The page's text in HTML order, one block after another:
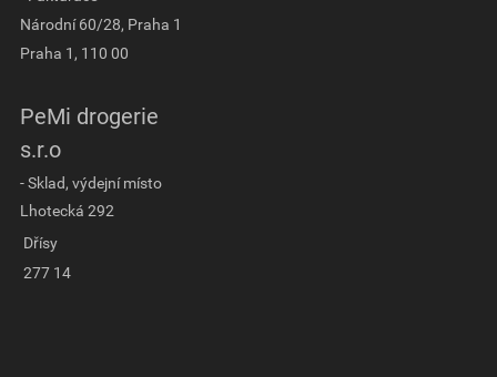
Národní 60/28, Praha 1
Praha 1, 110 00
PeMi drogerie
s.r.o
- Sklad, výdejní místo
Lhotecká 292
Dřísy
277 14